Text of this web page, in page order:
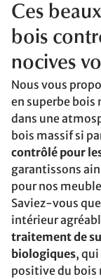
Ces
bois
nocives
Nous vous
en superbe
dans une
bois massif si
contrôlé pour
garantissons
pour nos
Saviez-vous
intérieur
traitement de
biologiques,
positive du bois